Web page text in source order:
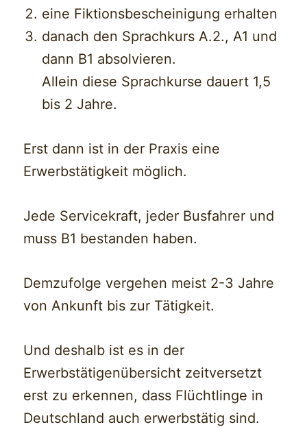
eine Fiktionsbescheinigung erhalten
danach den Sprachkurs A.2., A1 und
dann B1 absolvieren.
Allein diese Sprachkurse dauert 1,5
bis 2 Jahre.
Erst dann ist in der Praxis eine
Erwerbstätigkeit möglich.
Jede Servicekraft, jeder Busfahrer und
muss B1 bestanden haben.
Demzufolge vergehen meist 2-3 Jahre
von Ankunft bis zur Tätigkeit.
Und deshalb ist es in der
Erwerbstätigenübersicht zeitversetzt
erst zu erkennen, dass Flüchtlinge in
Deutschland auch erwerbstätig sind.